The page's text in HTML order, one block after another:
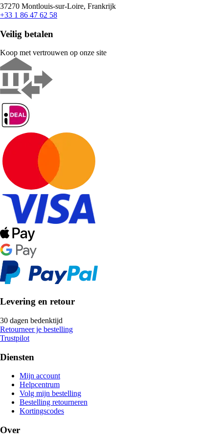
37270 Montlouis-sur-Loire, Frankrijk
+33 1 86 47 62 58
Veilig betalen
Koop met vertrouwen op onze site
Levering en retour
30 dagen bedenktijd
Retourneer je bestelling
Trustpilot
Diensten
Mijn account
Helpcentrum
Volg mijn bestelling
Bestelling retourneren
Kortingscodes
Over